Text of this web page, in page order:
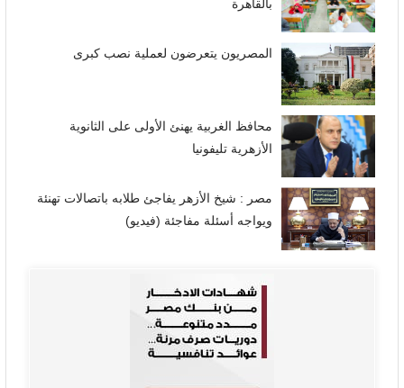
بالقاهرة
المصريون يتعرضون لعملية نصب كبرى
محافظ الغربية يهنئ الأولى على الثانوية
الأزهرية تليفونيا
مصر : شيخ الأزهر يفاجئ طلابه باتصالات تهنئة
ويواجه أسئلة مفاجئة (فيديو)